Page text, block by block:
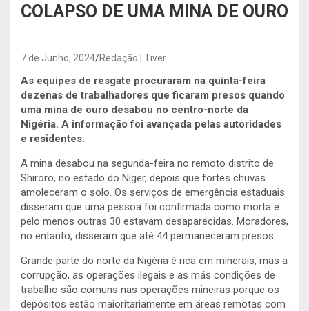
COLAPSO DE UMA MINA DE OURO
7 de Junho, 2024 Redação | Tiver
As equipes de resgate procuraram na quinta-feira
dezenas de trabalhadores que ficaram presos quando
uma mina de ouro desabou no centro-norte da
Nigéria. A informação foi avançada pelas autoridades
e residentes.
A mina desabou na segunda-feira no remoto distrito de
Shiroro, no estado do Níger, depois que fortes chuvas
amoleceram o solo. Os serviços de emergência estaduais
disseram que uma pessoa foi confirmada como morta e
pelo menos outras 30 estavam desaparecidas. Moradores,
no entanto, disseram que até 44 permaneceram presos.
Grande parte do norte da Nigéria é rica em minerais, mas a
corrupção, as operações ilegais e as más condições de
trabalho são comuns nas operações mineiras porque os
depósitos estão maioritariamente em áreas remotas com